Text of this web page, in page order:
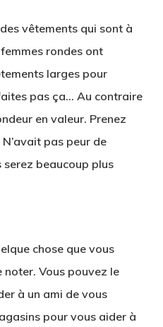
vêtements qui sont à
rondes ont
larges pour
pas ça… Au contraire
en valeur. Prenez
pas peur de
beaucoup plus
chose que vous
noter. Vous pouvez le
à un ami de vous
pour vous aider à